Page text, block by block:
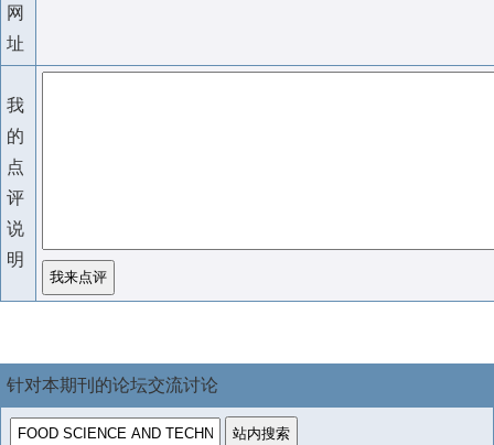
网
址
我
的
点
评
说
明
针对本期刊的论坛交流讨论